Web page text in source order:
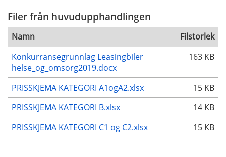
Filer från huvudupphandlingen
Namn
Filstorlek
Konkurransegrunnlag Leasingbiler
helse_og_omsorg2019.docx
163 KB
PRISSKJEMA KATEGORI A1ogA2.xlsx
15 KB
PRISSKJEMA KATEGORI B.xlsx
14 KB
PRISSKJEMA KATEGORI C1 og C2.xlsx
15 KB